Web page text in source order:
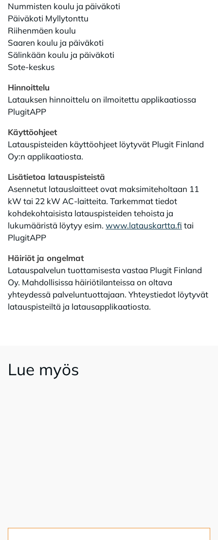
Nummisten koulu ja päiväkoti
Päiväkoti Myllytonttu
Riihenmäen koulu
Saaren koulu ja päiväkoti
Sälinkään koulu ja päiväkoti
Sote-keskus
Hinnoittelu
Latauksen hinnoittelu on ilmoitettu applikaatiossa
PlugitAPP
Käyttöohjeet
Latauspisteiden käyttöohjeet löytyvät Plugit Finland
Oy:n applikaatiosta.
Lisätietoa latauspisteistä
Asennetut latauslaitteet ovat maksimiteholtaan 11
kW tai 22 kW AC-laitteita. Tarkemmat tiedot
kohdekohtaisista latauspisteiden tehoista ja
lukumääristä löytyy esim. www.latauskartta.fi tai
PlugitAPP
Häiriöt ja ongelmat
Latauspalvelun tuottamisesta vastaa Plugit Finland
Oy. Mahdollisissa häiriötilanteissa on oltava
yhteydessä palveluntuottajaan. Yhteystiedot löytyvät
latauspisteiltä ja latausapplikaatiosta.
Lue myös